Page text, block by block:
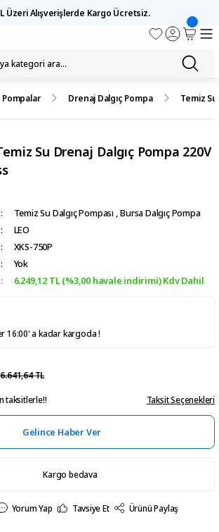
Üzeri Alışverişlerde Kargo Ücretsiz.
Pompalar Drenaj Dalgıç Pompa Temiz Su
Su Drenaj Dalgıç Pompa 220V
Temiz Su Dalgıç Pompası ,Bursa Dalgıç Pompa
LEO
XKS-750P
Yok
6.249,12 TL (%3,00 havale indirimi) Kdv Dahil
16:00' a kadar kargoda !
6.641,64 TL
taksitlerle!! Taksit Seçenekleri
Gelince Haber Ver
Kargo bedava
Yorum Yap Tavsiye Et
Ürünü Paylaş